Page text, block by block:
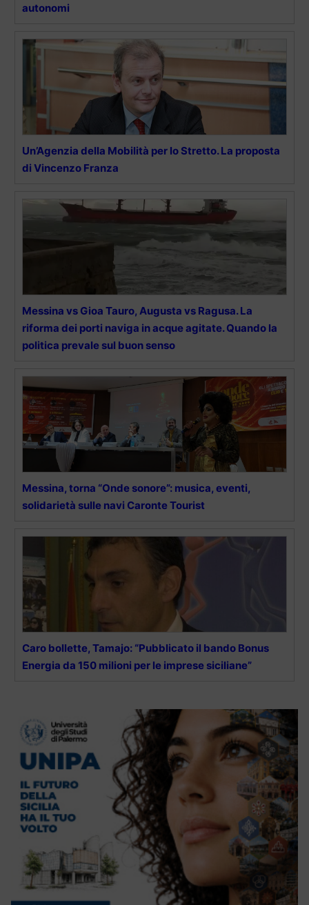
autonomi
Un’Agenzia della Mobilità per lo Stretto. La proposta
di Vincenzo Franza
Messina vs Gioa Tauro, Augusta vs Ragusa. La
riforma dei porti naviga in acque agitate. Quando la
politica prevale sul buon senso
Messina, torna “Onde sonore”: musica, eventi,
solidarietà sulle navi Caronte Tourist
Caro bollette, Tamajo: “Pubblicato il bando Bonus
Energia da 150 milioni per le imprese siciliane”